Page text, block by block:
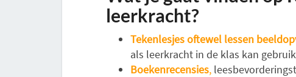
leerkracht?
Tekenlesjes oftewel lessen
als leerkracht in de klas kan
Boekenrecensies,